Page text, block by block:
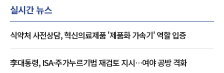
실시간 뉴스
식약처 사전상담, 혁신의료제품 '제품화 가속기' 역할 입증
李대통령, ISA·주가누르기법 재검토 지시…여야 공방 격화